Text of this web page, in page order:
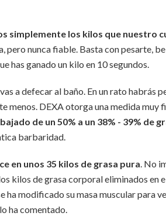
simplemente los kilos que nuestro
pero nunca fiable. Basta con pesarte,
has ganado un kilo en 10 segundos.
a defecar al baño. En un rato habrás
menos. DEXA otorga una medida muy
de un 50% a un 38% - 39% de
barbaridad.
en unos 35 kilos de grasa pura. No
kilos de grasa corporal eliminados en
modificado su masa muscular para
ha comentado.